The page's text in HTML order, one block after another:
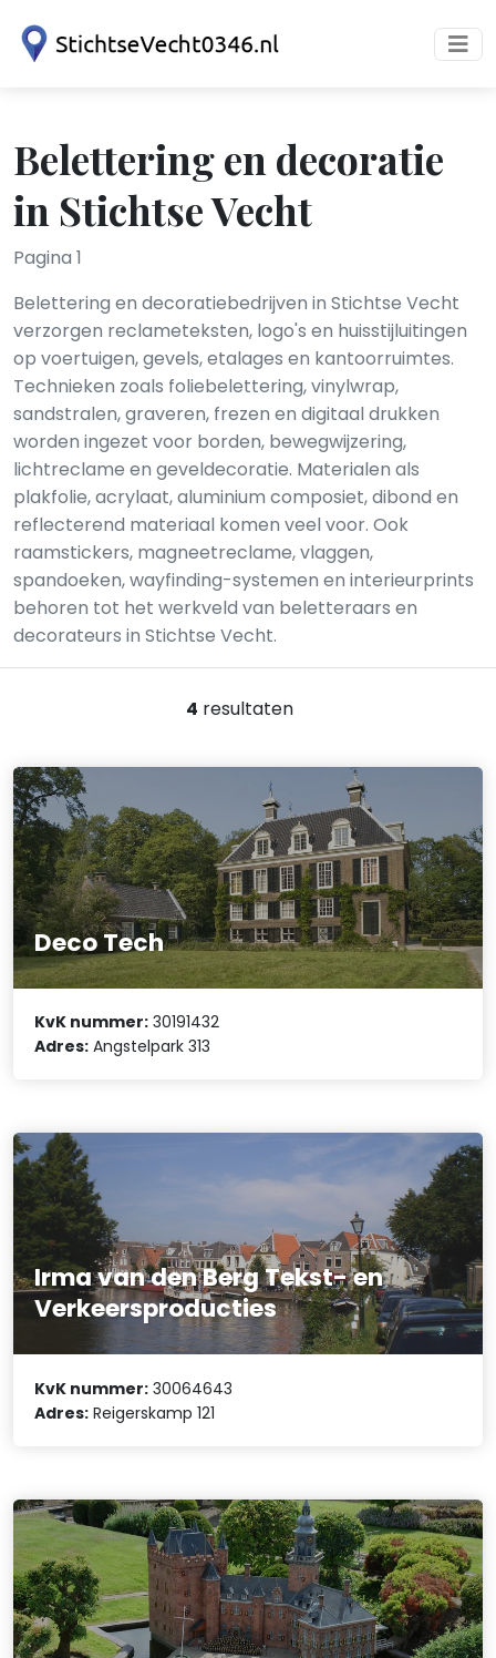
Belettering en decoratie
in Stichtse Vecht
Pagina 1
Belettering en decoratiebedrijven in Stichtse Vecht
verzorgen reclameteksten, logo's en huisstijluitingen
op voertuigen, gevels, etalages en kantoorruimtes.
Technieken zoals foliebelettering, vinylwrap,
sandstralen, graveren, frezen en digitaal drukken
worden ingezet voor borden, bewegwijzering,
lichtreclame en geveldecoratie. Materialen als
plakfolie, acrylaat, aluminium composiet, dibond en
reflecterend materiaal komen veel voor. Ook
raamstickers, magneetreclame, vlaggen,
spandoeken, wayfinding-systemen en interieurprints
behoren tot het werkveld van beletteraars en
decorateurs in Stichtse Vecht.
4 resultaten
Deco Tech
KvK nummer: 30191432
Adres: Angstelpark 313
Irma van den Berg Tekst- en
Verkeersproducties
KvK nummer: 30064643
Adres: Reigerskamp 121